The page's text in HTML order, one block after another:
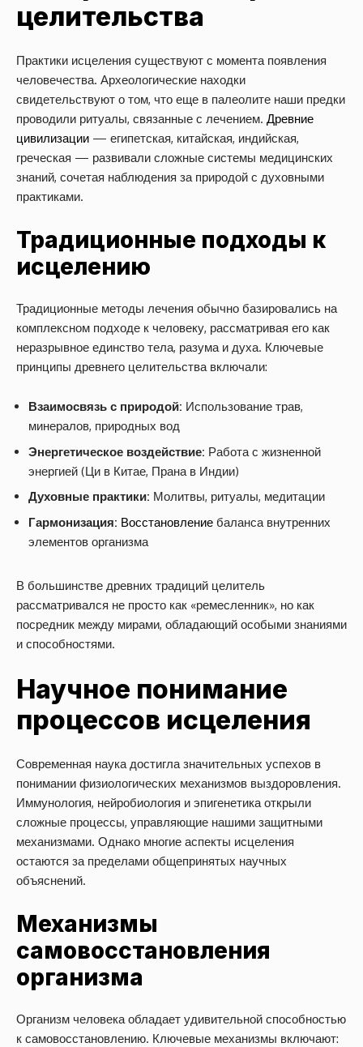
целительства
Практики исцеления существуют с момента появления
человечества. Археологические находки
свидетельствуют о том, что еще в палеолите наши предки
проводили ритуалы, связанные с лечением. Древние
цивилизации — египетская, китайская, индийская,
греческая — развивали сложные системы медицинских
знаний, сочетая наблюдения за природой с духовными
практиками.
Традиционные подходы к
исцелению
Традиционные методы лечения обычно базировались на
комплексном подходе к человеку, рассматривая его как
неразрывное единство тела, разума и духа. Ключевые
принципы древнего целительства включали:
Взаимосвязь с природой: Использование трав,
минералов, природных вод
Энергетическое воздействие: Работа с жизненной
энергией (Ци в Китае, Прана в Индии)
Духовные практики: Молитвы, ритуалы, медитации
Гармонизация: Восстановление баланса внутренних
элементов организма
В большинстве древних традиций целитель
рассматривался не просто как «ремесленник», но как
посредник между мирами, обладающий особыми знаниями
и способностями.
Научное понимание
процессов исцеления
Современная наука достигла значительных успехов в
понимании физиологических механизмов выздоровления.
Иммунология, нейробиология и эпигенетика открыли
сложные процессы, управляющие нашими защитными
механизмами. Однако многие аспекты исцеления
остаются за пределами общепринятых научных
объяснений.
Механизмы
самовосстановления
организма
Организм человека обладает удивительной способностью
к самовосстановлению. Ключевые механизмы включают: